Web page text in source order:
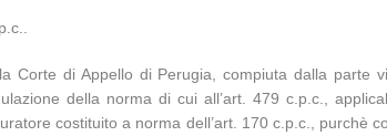
Corte di Appello di Perugia, compiuta dalla parte
della norma di cui all’art. 479 c.p.c.,
costituito a norma dell’art. 170 c.p.c., purchè